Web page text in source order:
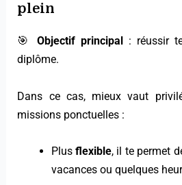
plein
🎯 Objectif principal
: réussir
diplôme.
Dans ce cas, mieux vaut
missions ponctuelles :
Plus flexible, il te permet
vacances ou quelques